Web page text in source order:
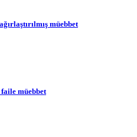
müebbet
faile müebbet